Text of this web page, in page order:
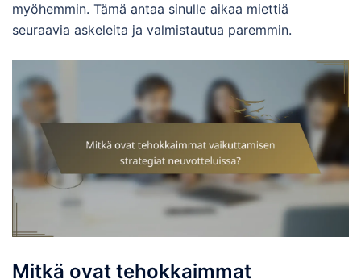
myöhemmin. Tämä antaa sinulle aikaa miettiä
seuraavia askeleita ja valmistautua paremmin.
Mitkä ovat tehokkaimmat